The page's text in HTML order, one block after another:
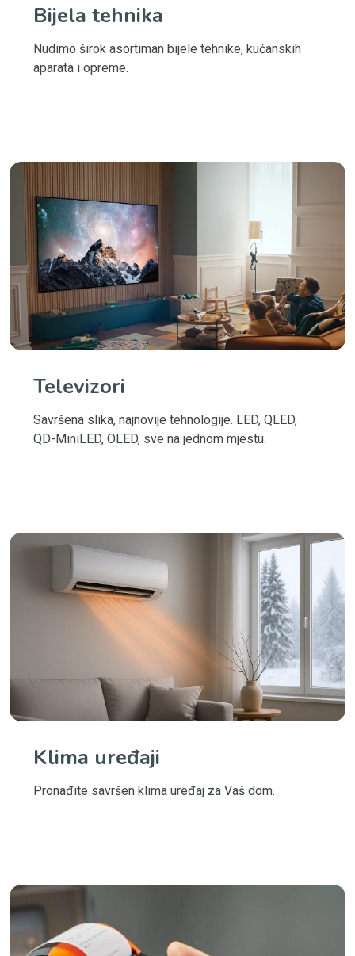
Bijela tehnika
Nudimo širok asortiman bijele tehnike, kućanskih
aparata i opreme.
Televizori
Savršena slika, najnovije tehnologije. LED, QLED,
QD-MiniLED, OLED, sve na jednom mjestu.
Klima uređaji
Pronađite savršen klima uređaj za Vaš dom.